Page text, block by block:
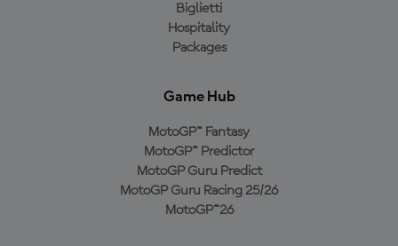
Biglietti
Hospitality
Packages
Game Hub
MotoGP™ Fantasy
MotoGP™ Predictor
MotoGP Guru Predict
MotoGP Guru Racing 25/26
MotoGP™26